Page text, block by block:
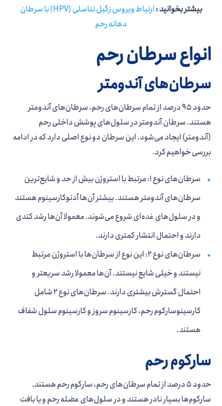
بیشتر بخوانید :
ارتباط ویروس زگیل تناسلی (HPV) با سرطان
دهانه رحم
انواع سرطان رحم
سرطان‌های آندومتر
حدود 95 درصد از تمام سرطان‌های رحم، سرطان‌های آندومتر
هستند. سرطان آندومتر در سلول‌های پوشش داخلی رحم
(آندومتر) ایجاد می‌شود. این سرطان دو نوع اصلی دارد که در ادامه
بررسی خواهیم کرد.
سرطان‌های نوع 1: مرتبط با استروژن بیش از حد و شایع‌ترین
سرطان‌های آندومتر هستند. بیشتر آن‌ها آدنوکارسینوم هستند
و در سلول‌های غده‌ای شروع می‌شوند. معمولا آن‌ها رشد کتدی
دارند و احتمال انتشار کمتری دارند.
سرطان‌های نوع 2: این نوع از سرطان‌ها با استروژن مرتبط
نیستند و خیلی شایع نیستند. آن‌ها معمولا رشد سریعتر و
احتمال گسترش بیشتری دارند. سرطان‌های نوع 2 شامل
کارسینوسارکوم رحم، کارسینوم سروز و کارسینوم سلول شفاف
هستند.
سارکوم رحم
حدود 5 درصد از تمام سرطان‌های رحم، سارکوم رحم هستند.
سارکوم‌ها بسیار نادر هستند و در سلول‌های عضله رحم و یا بافت